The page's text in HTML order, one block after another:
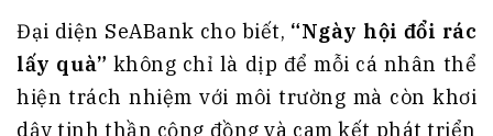
Đại diện SeABank cho biết, “Ngày hội đổi rác
lấy quà” không chỉ là dịp để mỗi cá nhân thể
hiện trách nhiệm với môi trường mà còn khơi
dậy tinh thần cộng đồng và cam kết phát triển